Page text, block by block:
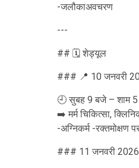
-जलौकाअवचरण
---
## 🗓️ शेड्यूल
### 📍 10 जनवरी
🕘 सुबह 9 बजे – शाम
➡️ मर्म चिकित्सा,
-अग्निकर्म -रक्तमोक्षण
### 11 जनवरी